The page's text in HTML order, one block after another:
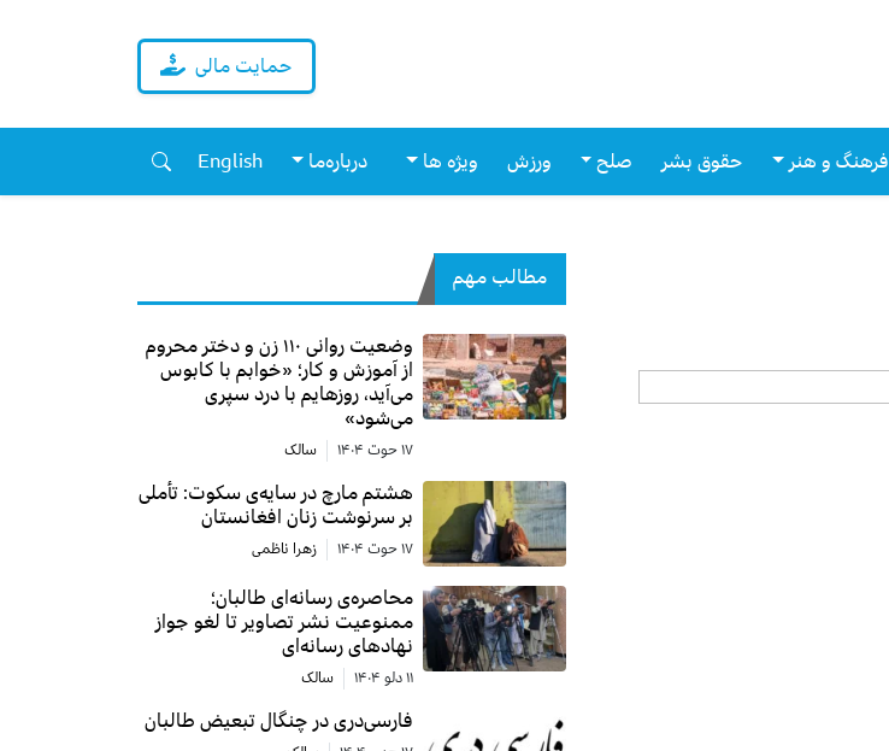
حمایت مالی
فرهنگ و هنر حقوق بشر صلح ورزش ویژه ها درباره‌ما English
مطالب مهم
وضعیت روانی ۱۱۰ زن و دختر محروم
از آموزش و کار؛ «خوابم با کابوس
می‌آید، روزهایم با درد سپری
می‌شود»
۱۷ حوت ۱۴۰۴ سالک
هشتم مارچ در سایه‌ی سکوت: تأملی
بر سرنوشت زنان افغانستان
۱۷ حوت ۱۴۰۴ زهرا ناظمی
محاصره‌ی رسانه‌ای طالبان؛
ممنوعیت نشر تصاویر تا لغو جواز
نهادهای رسانه‌ای
۱۱ دلو ۱۴۰۴ سالک
فارسی‌دری در چنگال تبعیض طالبان